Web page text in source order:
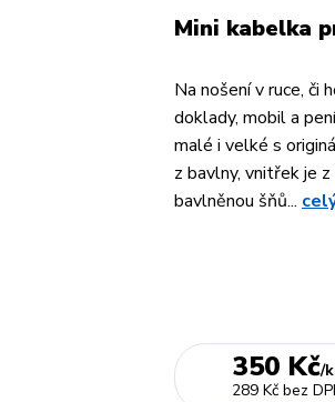
Mini kabelka
Na nošení v ruce, či
doklady, mobil a
malé i velké s
z bavlny, vnitřek je
bavlněnou šňů...
350 Kč/
289 Kč bez